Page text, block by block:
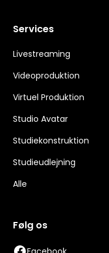
Services
Livestreaming
Videoproduktion
Virtuel Produktion
Studio Avatar
Studiekonstruktion
Studieudlejning
Alle
Følg os